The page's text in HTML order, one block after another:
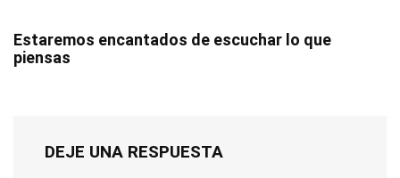
Estaremos encantados de escuchar lo que
piensas
DEJE UNA RESPUESTA